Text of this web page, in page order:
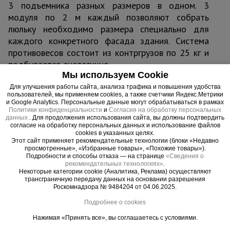
3 подъемника разных размеров в одном. 3
модуля по 2 м каждый позволяют собрать
люльку необходимо размера специально для
каждого конкретного фасада здания. Система
противовесов состоит из контргрузов по 25 кг и
подбирается аналогично.
Адаптация к фасаду
ZLP 800 легко адаптируется к фасаду здания,
благодаря прочной и одновременно
легкой подвесной консоли-опоре, позволяющей
производить установку даже на покатой крыше
без риска соскальзывания. Увеличенный вылет
консоли на 1,7 м дает возможность
вывешивать люльку на стальных тросах и легко
обходить выступающие части фасада. Рама
кабины снабжена прорезиненными буферными
Надежная электроника
Мы используем Cookie
Для улучшения работы сайта, анализа трафика и повышения удобства
пользователей, мы применяем cookies, а также счетчики Яндекс.Метрики
и Google Analytics. Персональные данные могут обрабатываться в рамках
Политики конфиденциальности и Согласия на обработку персональных
данных . Для продолжения использования сайта, вы должны подтвердить
согласие на обработку персональных данных и использование файлов
cookies в указанных целях.
Этот сайт применяет рекомендательные технологии (блоки «Недавно
просмотренные», «Избранные товары», «Похожие товары»).
Подробности и способы отказа — на странице «Сведения о
рекомендательных технологиях».
Некоторые категории cookie (Аналитика, Реклама) осуществляют
трансграничную передачу данных на основании разрешения
Роскомнадзора № 9484204 от 04.06.2025.
Подробнее о cookies
Нажимая «Принять все», вы соглашаетесь с условиями.